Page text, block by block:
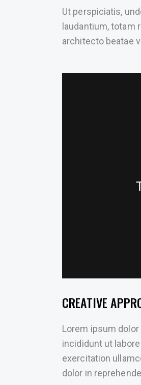
Ut perspiciatis,
laudantium, totam
architecto beatae
CREATIVE
Lorem ipsum
incididunt ut
exercitation
dolor in